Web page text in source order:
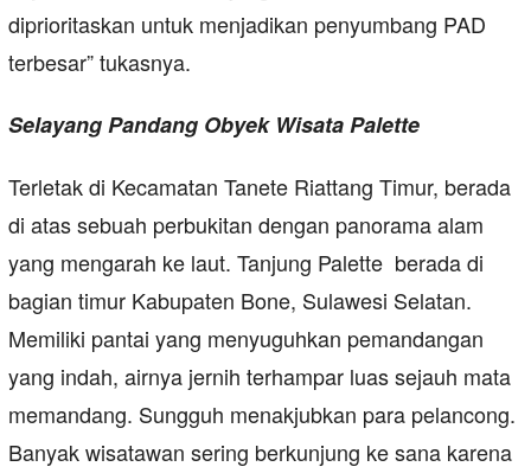
diprioritaskan untuk menjadikan penyumbang PAD
terbesar” tukasnya.
Selayang Pandang Obyek Wisata Palette
Terletak di Kecamatan Tanete Riattang Timur, berada
di atas sebuah perbukitan dengan panorama alam
yang mengarah ke laut. Tanjung Palette berada di
bagian timur Kabupaten Bone, Sulawesi Selatan.
Memiliki pantai yang menyuguhkan pemandangan
yang indah, airnya jernih terhampar luas sejauh mata
memandang. Sungguh menakjubkan para pelancong.
Banyak wisatawan sering berkunjung ke sana karena